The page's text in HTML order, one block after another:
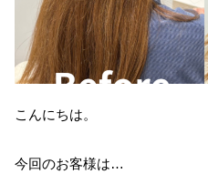
こんにちは。
今回のお客様は…